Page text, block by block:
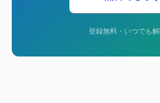
登録無料・いつでも